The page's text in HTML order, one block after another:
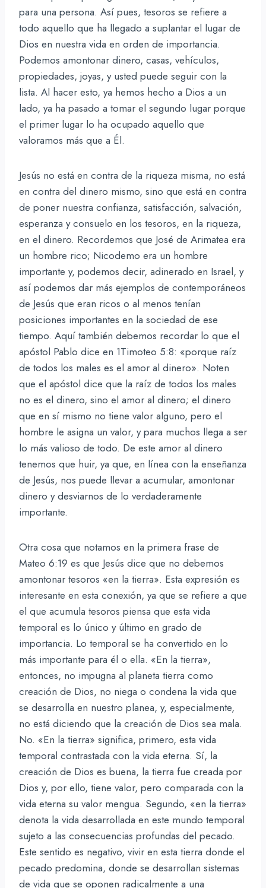
para una persona. Así pues, tesoros se refiere a
todo aquello que ha llegado a suplantar el lugar de
Dios en nuestra vida en orden de importancia.
Podemos amontonar dinero, casas, vehículos,
propiedades, joyas, y usted puede seguir con la
lista. Al hacer esto, ya hemos hecho a Dios a un
lado, ya ha pasado a tomar el segundo lugar porque
el primer lugar lo ha ocupado aquello que
valoramos más que a Él.
Jesús no está en contra de la riqueza misma, no está
en contra del dinero mismo, sino que está en contra
de poner nuestra confianza, satisfacción, salvación,
esperanza y consuelo en los tesoros, en la riqueza,
en el dinero. Recordemos que José de Arimatea era
un hombre rico; Nicodemo era un hombre
importante y, podemos decir, adinerado en Israel, y
así podemos dar más ejemplos de contemporáneos
de Jesús que eran ricos o al menos tenían
posiciones importantes en la sociedad de ese
tiempo. Aquí también debemos recordar lo que el
apóstol Pablo dice en 1Timoteo 5:8: «porque raíz
de todos los males es el amor al dinero». Noten
que el apóstol dice que la raíz de todos los males
no es el dinero, sino el amor al dinero; el dinero
que en sí mismo no tiene valor alguno, pero el
hombre le asigna un valor, y para muchos llega a ser
lo más valioso de todo. De este amor al dinero
tenemos que huir, ya que, en línea con la enseñanza
de Jesús, nos puede llevar a acumular, amontonar
dinero y desviarnos de lo verdaderamente
importante.
Otra cosa que notamos en la primera frase de
Mateo 6:19 es que Jesús dice que no debemos
amontonar tesoros «en la tierra». Esta expresión es
interesante en esta conexión, ya que se refiere a que
el que acumula tesoros piensa que esta vida
temporal es lo único y último en grado de
importancia. Lo temporal se ha convertido en lo
más importante para él o ella. «En la tierra»,
entonces, no impugna al planeta tierra como
creación de Dios, no niega o condena la vida que
se desarrolla en nuestro planea, y, especialmente,
no está diciendo que la creación de Dios sea mala.
No. «En la tierra» significa, primero, esta vida
temporal contrastada con la vida eterna. Sí, la
creación de Dios es buena, la tierra fue creada por
Dios y, por ello, tiene valor, pero comparada con la
vida eterna su valor mengua. Segundo, «en la tierra»
denota la vida desarrollada en este mundo temporal
sujeto a las consecuencias profundas del pecado.
Este sentido es negativo, vivir en esta tierra donde el
pecado predomina, donde se desarrollan sistemas
de vida que se oponen radicalmente a una